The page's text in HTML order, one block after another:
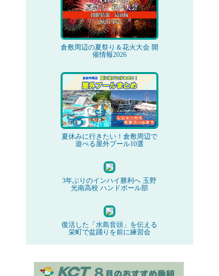
倉敷周辺の夏祭り＆花火大会 開
催情報2026
夏休みに行きたい！倉敷周辺で
遊べる屋外プール10選
3年ぶりのインハイ勝利へ 玉野
光南高校 ハンドボール部
復活した「水島音頭」を伝える
栄町で盆踊りを前に練習会